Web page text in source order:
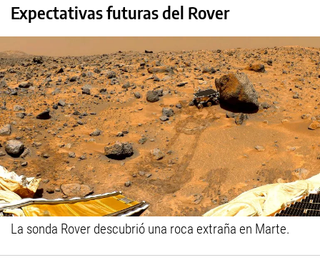
Expectativas futuras del Rover
La sonda Rover descubrió una roca extraña en Marte.